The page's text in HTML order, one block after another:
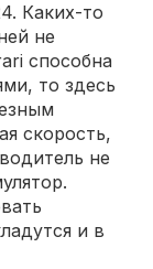
Каких-то
не
способна
то здесь
скорость,
не
и в